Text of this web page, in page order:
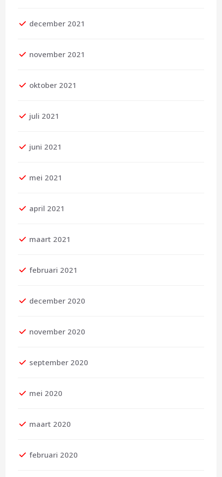
december 2021
november 2021
oktober 2021
juli 2021
juni 2021
mei 2021
april 2021
maart 2021
februari 2021
december 2020
november 2020
september 2020
mei 2020
maart 2020
februari 2020